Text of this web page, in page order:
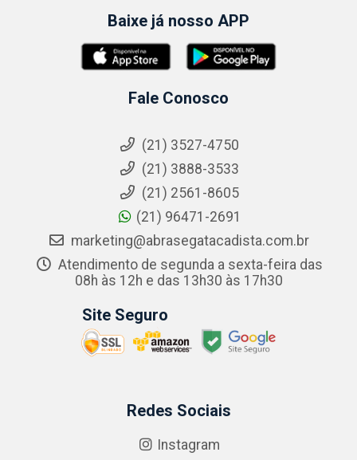
Baixe já nosso APP
Fale Conosco
(21) 3527-4750
(21) 3888-3533
(21) 2561-8605
(21) 96471-2691
marketing@abrasegatacadista.com.br
Atendimento de segunda a sexta-feira das
08h às 12h e das 13h30 às 17h30
Site Seguro
Redes Sociais
Instagram